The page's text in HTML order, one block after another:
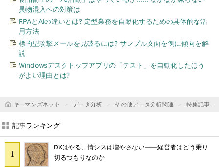
異物混入への対策は
RPAとAIの違いとは? 定型業務を自動化するための具体的な活
用方法
標的型攻撃メールを見破るには? サンプル文面を例に傾向を解
説
Windowsデスクトップアプリの「テスト」を自動化したほう
がよい理由とは?
キーマンズネット データ分析 その他データ分析関連 特集記事一
記事ランキング
DXはやる、情シスは増やさない――経営者はどう乗り
切るつもりなのか